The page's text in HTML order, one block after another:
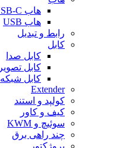
هاب USB-C
هاب USB
رابط و تبدیل
کابل
کابل صدا
کابل تصویر
کابل شبکه
Extender
کولپد و استند
کیف و کاور
سوئیچ و KWM
چند راهی برق